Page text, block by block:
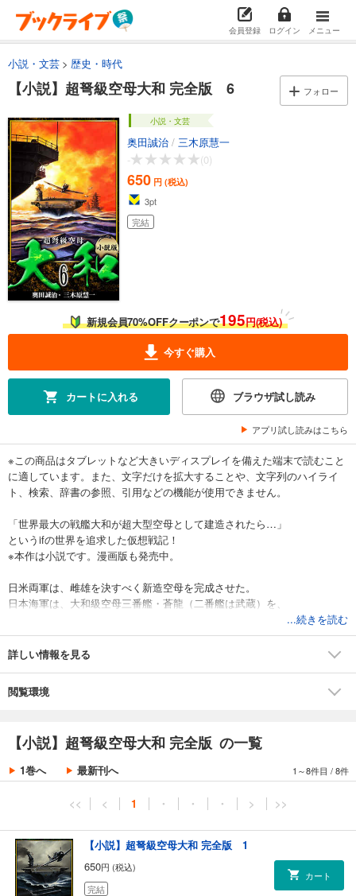
会員登録 ログイン メニュー
小説・文芸 歴史・時代
【小説】超弩級空母大和 完全版 6 フォロー
小説・文芸
奥田誠治 / 三木原慧一
-
(0)
650 円 (税込)
3pt
完結
新規会員70%OFFクーポンで195円(税込)
今すぐ購入
カートに入れる ブラウザ試し読み
アプリ試し読みはこちら
※この商品はタブレットなど大きいディスプレイを備えた端末で読むこと
に適しています。また、文字だけを拡大することや、文字列のハイライ
ト、検索、辞書の参照、引用などの機能が使用できません。
「世界最大の戦艦大和が超大型空母として建造されたら…」
というifの世界を追求した仮想戦記！
※本作は小説です。漫画版も発売中。
日米両軍は、雌雄を決すべく新造空母を完成させた。
日本海軍は、大和級空母三番艦・蒼龍（二番艦は武蔵）を、
そして、米海軍は大和と同等の力を持った大型装甲空母ラングレーを実
戦投入する。
持てるすべての戦力を叩き込む第二次ハワイ沖海戦が今、始まる。
＜目次＞小説版第6巻
[第1部]大和、出撃！
第2章 ～最終演習
第3章 ～更迭の嵐
第4章 ～発動前夜
第5章 ～大和、出撃！
[第2部]終わりの始まり
第2章 ～迎撃戦闘
エピローグ ～ファイナル・カウントダウン
あとがき
...続きを読む
詳しい情報を見る
閲覧環境
【小説】超弩級空母大和 完全版 の一覧
1巻へ 最新刊へ 1～8件目 /8件
<< < 1 ・ ・ ・ > >>
【小説】超弩級空母大和 完全版 1
650円 (税込)
完結
カート